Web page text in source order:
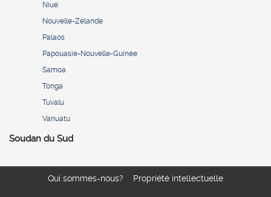
Niue
Nouvelle-Zélande
Palaos
Papouasie-Nouvelle-Guinée
Samoa
Tonga
Tuvalu
Vanuatu
Soudan du Sud
Qui sommes-nous? Propriété intellectuelle